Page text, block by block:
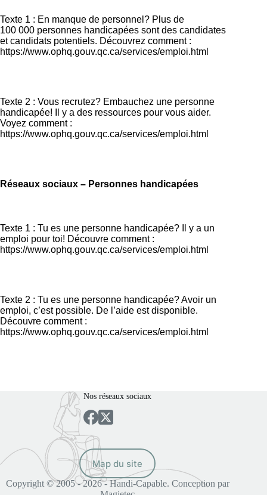
Texte 1 : En manque de personnel? Plus de
100 000 personnes handicapées sont des candidates
et candidats potentiels. Découvrez comment :
https://www.ophq.gouv.qc.ca/services/emploi.html
Texte 2 : Vous recrutez? Embauchez une personne
handicapée! Il y a des ressources pour vous aider.
Voyez comment :
https://www.ophq.gouv.qc.ca/services/emploi.html
Réseaux sociaux – Personnes handicapées
Texte 1 : Tu es une personne handicapée? Il y a un
emploi pour toi! Découvre comment :
https://www.ophq.gouv.qc.ca/services/emploi.html
Texte 2 : Tu es une personne handicapée? Avoir un
emploi, c’est possible. De l’aide est disponible.
Découvre comment :
https://www.ophq.gouv.qc.ca/services/emploi.html
Nos réseaux sociaux
Map du site
Copyright © 2005 - 2026 - Handi-Capable. Conception par